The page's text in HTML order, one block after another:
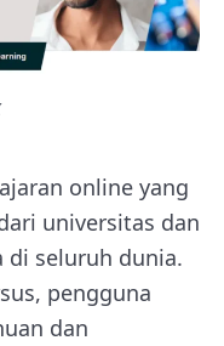
online yang
universitas dan
seluruh dunia.
pengguna
dan